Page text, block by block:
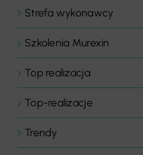
Strefa wykonawcy
Szkolenia Murexin
Top realizacja
Top-realizacje
Trendy